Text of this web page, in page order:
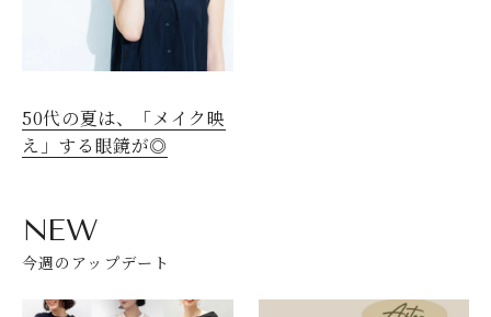
50代の夏は、「メイク映
え」する眼鏡が◎
NEW
今週のアップデート